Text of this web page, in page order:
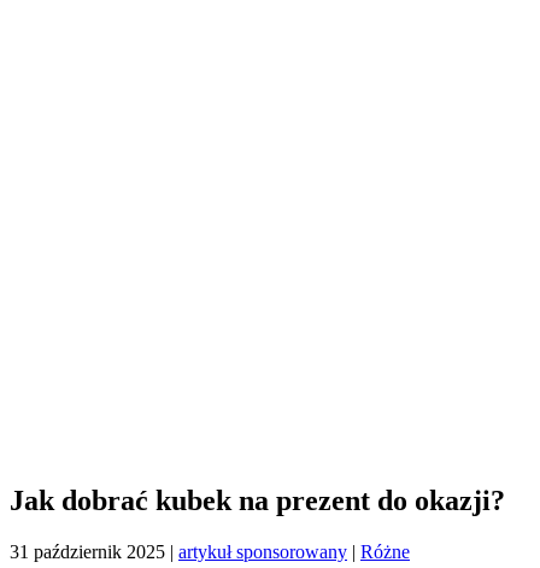
Jak dobrać kubek na prezent do okazji?
31 październik 2025 | artykuł sponsorowany | Różne